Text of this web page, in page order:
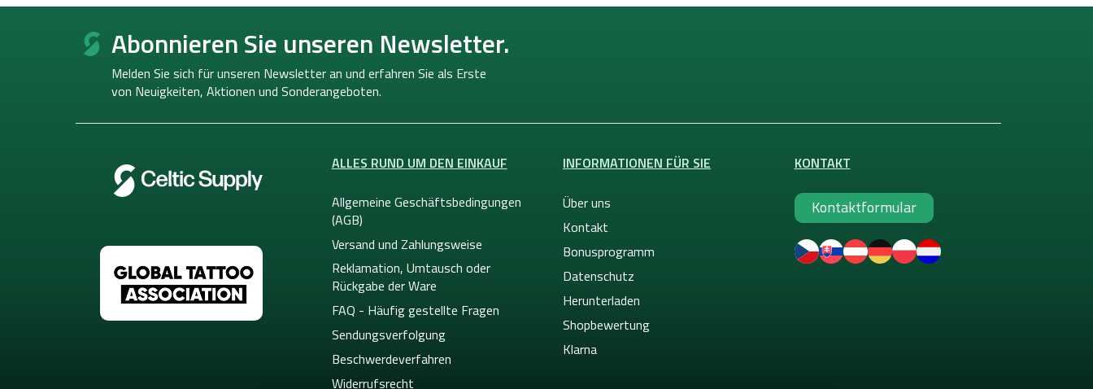
F
Abonnieren Sie unseren Newsletter.
Melden Sie sich für unseren Newsletter an und erfahren Sie als Erste
von Neuigkeiten, Aktionen und Sonderangeboten.
ALLES RUND UM DEN EINKAUF
Allgemeine Geschäftsbedingungen
(AGB)
Versand und Zahlungsweise
Reklamation, Umtausch oder
Rückgabe der Ware
FAQ - Häufig gestellte Fragen
Sendungsverfolgung
Beschwerdeverfahren
Widerrufsrecht
INFORMATIONEN FÜR SIE
Über uns
Kontakt
Bonusprogramm
Datenschutz
Herunterladen
Shopbewertung
Klarna
KONTAKT
Kontaktformular